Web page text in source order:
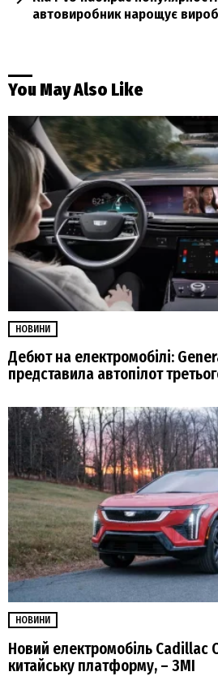
автовиробник нарощує
You May Also Like
НОВИНИ
Дебют на електромобілі:
представила автопілот
НОВИНИ
Новий електромобіль Cadillac
китайську платформу, – ЗМІ